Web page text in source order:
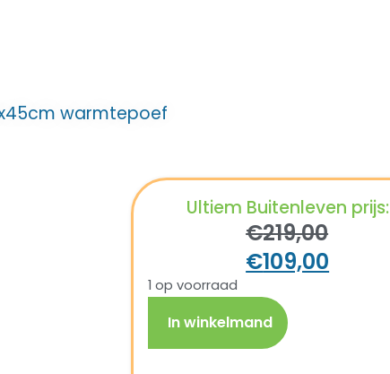
warmtepoef
Ultiem Buitenleven prijs:
€219,00
€109,00
1 op voorraad
In winkelmand